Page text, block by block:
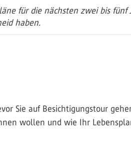
für die nächsten zwei bis fünf
haben.
Sie auf Besichtigungstour
wollen und wie Ihr